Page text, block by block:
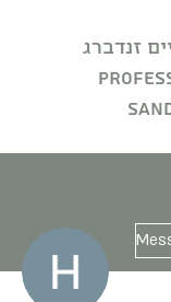
זנדברג